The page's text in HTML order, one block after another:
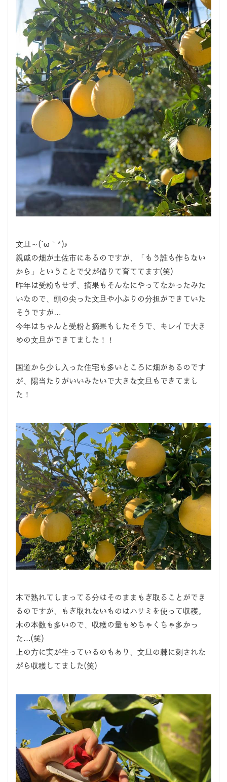
文旦～(´ω｀*)♪
親戚の畑が土佐市にあるのですが、「もう誰も作らない
から」ということで父が借りて育ててます(笑)
昨年は受粉もせず、摘果もそんなにやってなかったみた
いなので、頭の尖った文旦や小ぶりの分担ができていた
そうですが…
今年はちゃんと受粉と摘果もしたそうで、キレイで大き
めの文旦ができてました！！
国道から少し入った住宅も多いところに畑があるのです
が、陽当たりがいいみたいで大きな文旦もできてまし
た！
木で熟れてしまってる分はそのままもぎ取ることができ
るのですが、もぎ取れないものはハサミを使って収穫。
木の本数も多いので、収穫の量もめちゃくちゃ多かっ
た…(笑)
上の方に実が生っているのもあり、文旦の棘に刺されな
がら収穫してました(笑)